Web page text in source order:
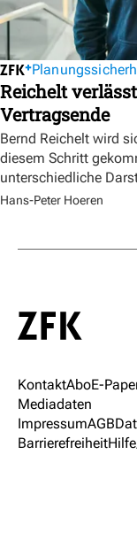
Reichelt
Vertragsende
Bernd Reichelt wird
diesem Schritt
unterschiedliche
Hans-Peter Hoeren
KontaktAboE-
Mediadaten
ImpressumAGB
Barrierefreiheit